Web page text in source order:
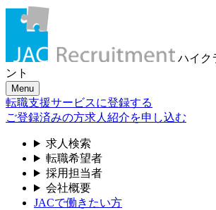
ハイク
ント
Menu
転職支援サービスに登録する
ご登録済みの方求人紹介を申し込む
求人検索
転職希望者
採用担当者
会社概要
JACで働きたい方